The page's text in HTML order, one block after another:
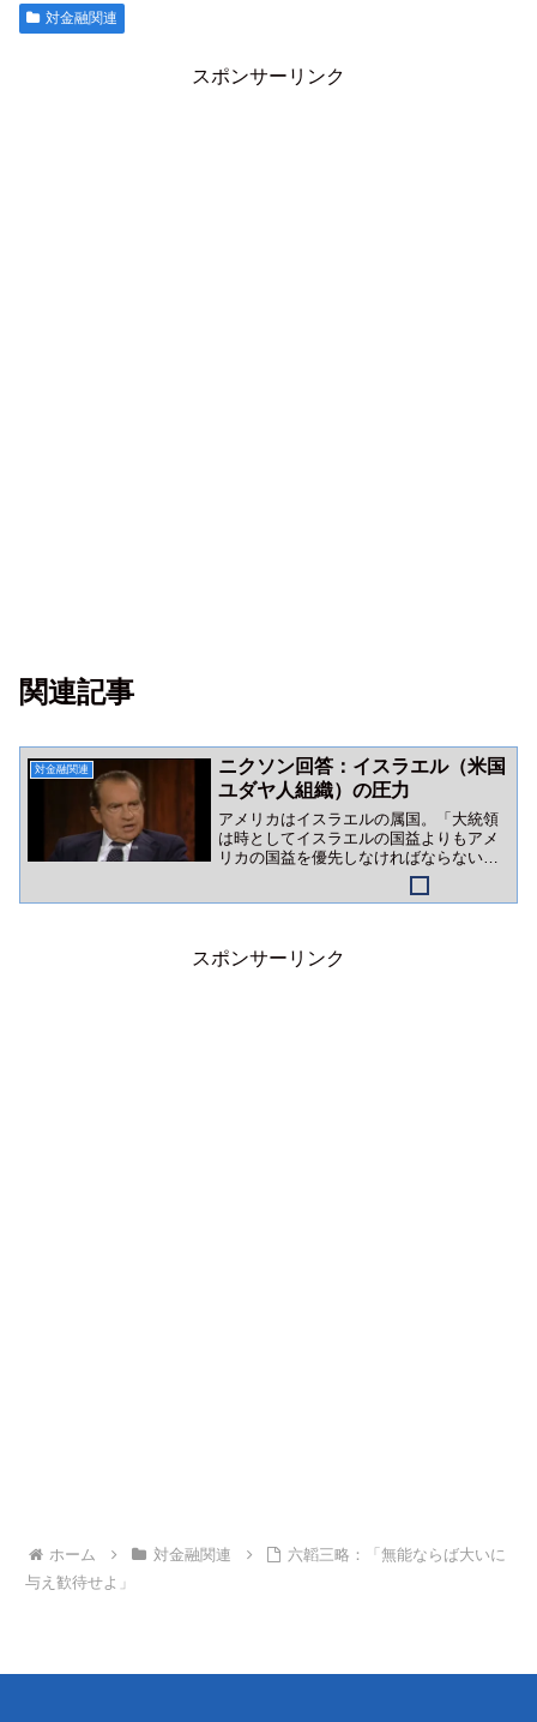
対金融関連
スポンサーリンク
関連記事
対金融関連
ニクソン回答：イスラエル（米国
ユダヤ人組織）の圧力
アメリカはイスラエルの属国。「大統領
は時としてイスラエルの国益よりもアメ
リカの国益を優先しなければならない」
かつてのニクソン語録は、イスラエルロ
ビーの巨大さを証明しています。
スポンサーリンク
ホーム 対金融関連
六韜三略：「無能ならば大いに
与え歓待せよ」